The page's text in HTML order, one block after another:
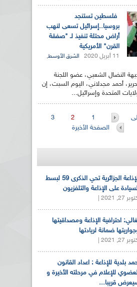
فلسطين تستنجد
بروسيا..إسرائيل تسعى لنهب
أراض محتلة تنفيذ لـ "صفقة
القرن" الأمريكية
11 أبريل 2020 الشرق الأوسط,
النضال الشعبي، عضو اللجنة
أحمد مجدلاني، اليوم السبت، إن
المتحدة وإسرائيل...
1
2
3
الصفحة الأخيرة
الإذاعة الجزائرية تحي الذكرى 59 لبسط
على الإذاعة والتلفزيون
27, 2021 |
احترافية الإذاعة ومصداقيتها
ضمانة لريادتها
27, 2021 |
بلدية للإذاعة : اعداد القانون
للإعلام في مرحلته الأخيرة و
قريبا...